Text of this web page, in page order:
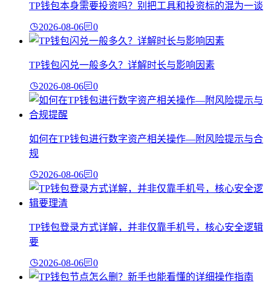
TP钱包本身需要投资吗？别把工具和投资标的混为一谈
2026-08-06 0
TP钱包闪兑一般多久？详解时长与影响因素
2026-08-06 0
如何在TP钱包进行数字资产相关操作—附风险提示与合
规
2026-08-06 0
TP钱包登录方式详解，并非仅靠手机号，核心安全逻辑
要
2026-08-06 0